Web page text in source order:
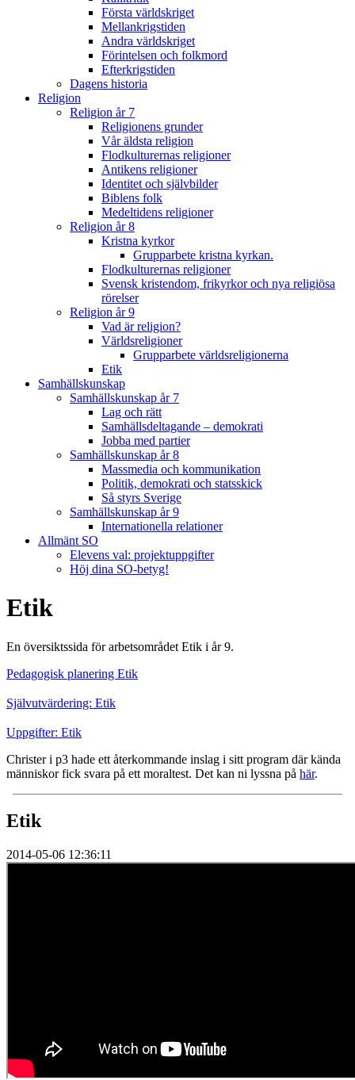
Första världskriget
Mellankrigstiden
Andra världskriget
Förintelsen och folkmord
Efterkrigstiden
Dagens historia
Religion
Religion år 7
Religionens grunder
Vår äldsta religion
Flodkulturernas religioner
Antikens religioner
Identitet och självbilder
Biblens folk
Medeltidens religioner
Religion år 8
Kristna kyrkor
Grupparbete kristna kyrkan.
Flodkulturernas religioner
Svensk kristendom, frikyrkor och nya religiösa
rörelser
Religion år 9
Vad är religion?
Världsreligioner
Grupparbete världsreligionerna
Etik
Samhällskunskap
Samhällskunskap år 7
Lag och rätt
Samhällsdeltagande – demokrati
Jobba med partier
Samhällskunskap år 8
Massmedia och kommunikation
Politik, demokrati och statsskick
Så styrs Sverige
Samhällskunskap år 9
Internationella relationer
Allmänt SO
Elevens val: projektuppgifter
Höj dina SO-betyg!
Etik
En översiktssida för arbetsområdet Etik i år 9.
Pedagogisk planering Etik
Självutvärdering: Etik
Uppgifter: Etik
Christer i p3 hade ett återkommande inslag i sitt program där kända
människor fick svara på ett moraltest. Det kan ni lyssna på här.
Etik
2014-05-06 12:36:11